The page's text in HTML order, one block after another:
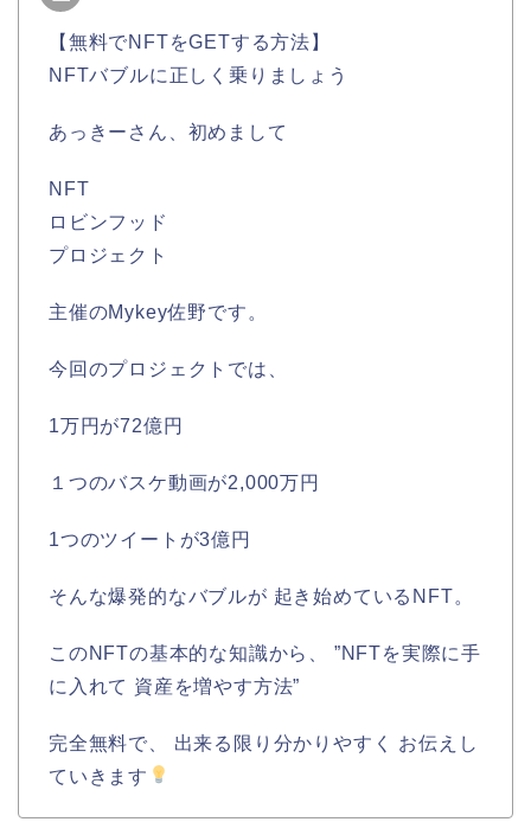
【無料でNFTをGETする方法】
NFTバブルに正しく乗りましょう
あっきーさん、初めまして
NFT
ロビンフッド
プロジェクト
主催のMykey佐野です。
今回のプロジェクトでは、
1万円が72億円
１つのバスケ動画が2,000万円
1つのツイートが3億円
そんな爆発的なバブルが 起き始めているNFT。
このNFTの基本的な知識から、 ”NFTを実際に手
に入れて 資産を増やす方法”
完全無料で、 出来る限り分かりやすく お伝えし
ていきます